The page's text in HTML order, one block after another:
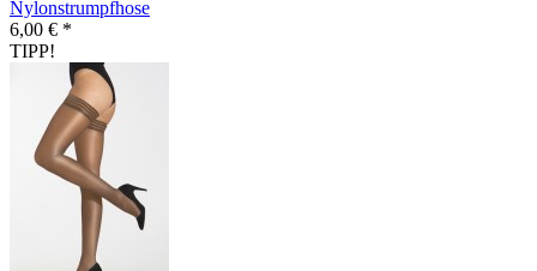
Nylonstrumpfhose
6,00 € *
TIPP!